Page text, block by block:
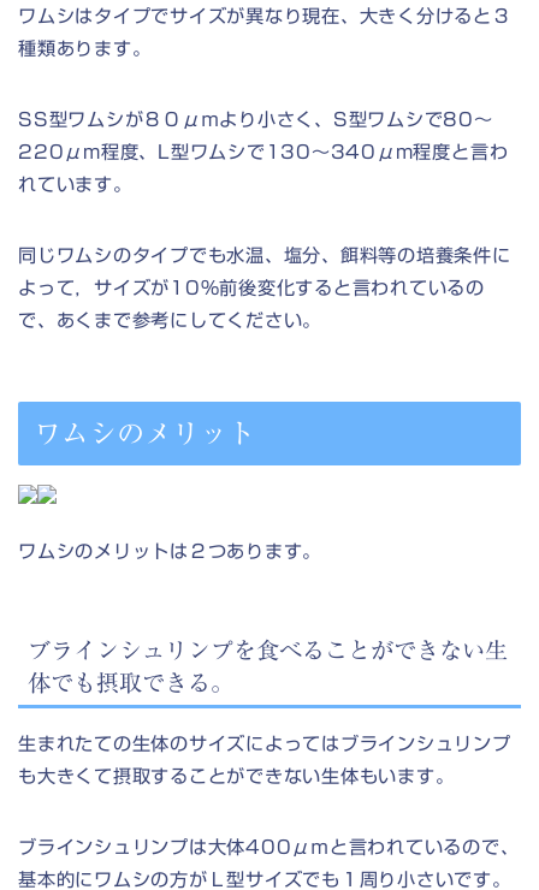
ワムシはタイプでサイズが異なり現在、大きく分けると３
種類あります。
SS型ワムシが８０μｍより小さく、S型ワムシで80～
220μm程度、L型ワムシで130～340μm程度と言わ
れています。
同じワムシのタイプでも水温、塩分、餌料等の培養条件に
よって，サイズが10%前後変化すると言われているの
で、あくまで参考にしてください。
ワムシのメリット
ワムシのメリットは２つあります。
ブラインシュリンプを食べることができない生
体でも摂取できる。
生まれたての生体のサイズによってはブラインシュリンプ
も大きくて摂取することができない生体もいます。
ブラインシュリンプは大体400μｍと言われているので、
基本的にワムシの方がＬ型サイズでも１周り小さいです。